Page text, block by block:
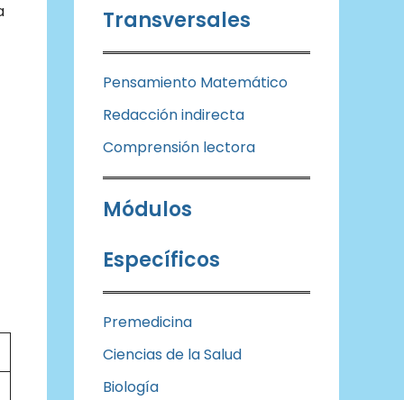
Transversales
Pensamiento Matemático
Redacción indirecta
Comprensión lectora
Módulos
Específicos
Premedicina
Ciencias de la Salud
Biología